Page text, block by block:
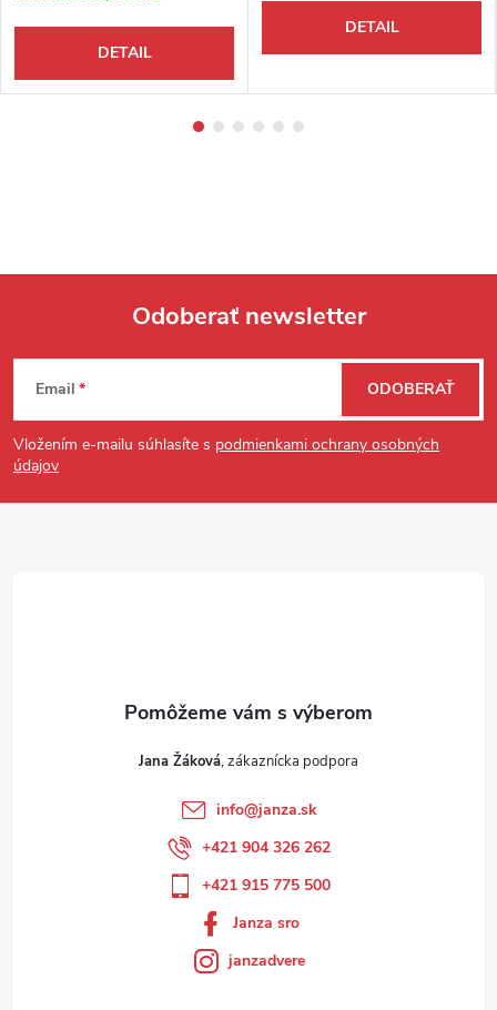
DETAIL
DETAIL
Zápätie
Odoberať newsletter
Email
Vložením e-mailu súhlasíte s podmienkami ochrany osobných
údajov
ODOBERAŤ
Jana Žáková
info@janza.sk
+421 904 326 262
+421 915 775 500
Janza sro
janzadvere